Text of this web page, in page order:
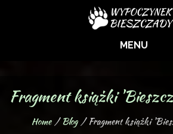
MENU
Fragment książki
Home Blog Fragment książki